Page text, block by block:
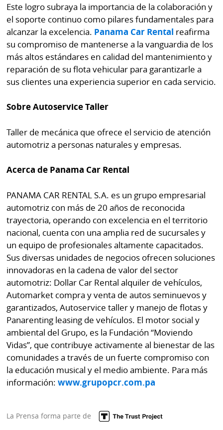
Este logro subraya la importancia de la colaboración y
el soporte continuo como pilares fundamentales para
alcanzar la excelencia. Panama Car Rental reafirma
su compromiso de mantenerse a la vanguardia de los
más altos estándares en calidad del mantenimiento y
reparación de su flota vehicular para garantizarle a
sus clientes una experiencia superior en cada servicio.
Sobre Autoservice Taller
Taller de mecánica que ofrece el servicio de atención
automotriz a personas naturales y empresas.
Acerca de Panama Car Rental
PANAMA CAR RENTAL S.A. es un grupo empresarial
automotriz con más de 20 años de reconocida
trayectoria, operando con excelencia en el territorio
nacional, cuenta con una amplia red de sucursales y
un equipo de profesionales altamente capacitados.
Sus diversas unidades de negocios ofrecen soluciones
innovadoras en la cadena de valor del sector
automotriz: Dollar Car Rental alquiler de vehículos,
Automarket compra y venta de autos seminuevos y
garantizados, Autoservice taller y manejo de flotas y
Panarenting leasing de vehículos. El motor social y
ambiental del Grupo, es la Fundación “Moviendo
Vidas”, que contribuye activamente al bienestar de las
comunidades a través de un fuerte compromiso con
la educación musical y el medio ambiente. Para más
información:www.grupopcr.com.pa
La Prensa forma parte de